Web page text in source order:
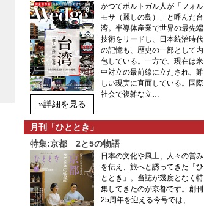
»詳細を見る
かつてポルトガル人が「フォル
モサ（麗しの島）」と呼んだ台
湾。半導体産業で世界の最先端
技術をリードし、日本統治時代
の記憶も、歴史の一部として内
包している。一方で、現在は米
中対立の最前線に立たされ、難
しい現実に直面している。国際
社会で複雑な立…
月刊「ひととき」
特集:京都 2と5の物語
日本の文化や風土、人々の営み
を伝え、旅へと誘ってきた「ひ
ととき」。当誌が幾度となく特
集してきたのが京都です。創刊
25周年を迎える今号では、